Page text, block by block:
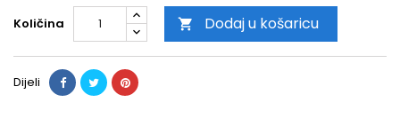
Količina  Dodaj u košaricu
Dijeli